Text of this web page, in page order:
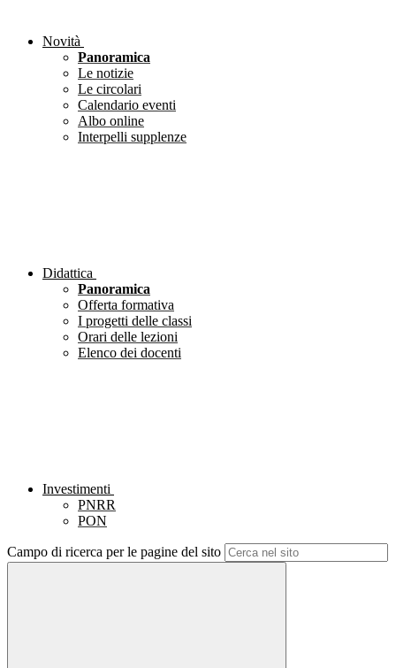
Novità
Panoramica
Le notizie
Le circolari
Calendario eventi
Albo online
Interpelli supplenze
Didattica
Panoramica
Offerta formativa
I progetti delle classi
Orari delle lezioni
Elenco dei docenti
Investimenti
PNRR
PON
Campo di ricerca per le pagine del sito